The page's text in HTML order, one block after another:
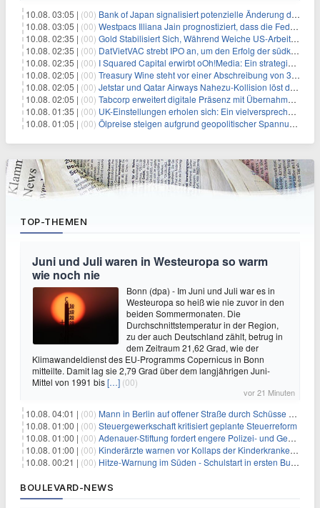
10.08. 03:05 | (00) Bank of Japan signalisiert potenzielle Änderung der Zinspolitik angesichts von Inflationsbedenken
10.08. 03:05 | (00) Westpacs Illiana Jain prognostiziert, dass die Fed die Zinssätze nach dem Arbeitsmarktbericht stabil halten wird
10.08. 02:35 | (00) Gold Stabilisiert Sich, Während Weiche US-Arbeitsmarktdaten Zinsängste Lindern
10.08. 02:35 | (00) DatVietVAC strebt IPO an, um den Erfolg der südkoreanischen Unterhaltungsindustrie nachzuahmen
10.08. 02:35 | (00) I Squared Capital erwirbt oOh!Media: Ein strategischer Schritt in der Außenwerbung
10.08. 02:05 | (00) Treasury Wine steht vor einer Abschreibung von 395 Millionen US-Dollar aufgrund von Herausforderungen in der US-Lieferkette
10.08. 02:05 | (00) Jetstar und Qatar Airways Nahezu-Kollision löst dringende Sicherheitsuntersuchung aus
10.08. 02:05 | (00) Tabcorp erweitert digitale Präsenz mit Übernahme von BetMakers für 189 Millionen Dollar
10.08. 01:35 | (00) UK-Einstellungen erholen sich: Ein vielversprechender Wandel für wachstumsorientierte Investoren
10.08. 01:05 | (00) Ölpreise steigen aufgrund geopolitischer Spannungen im Nahen Osten
TOP-THEMEN
Juni und Juli waren in Westeuropa so warm
wie noch nie
Bonn (dpa) - Im Juni und Juli war es in
Westeuropa so heiß wie nie zuvor in den
beiden Sommermonaten. Die
Durchschnittstemperatur in der Region,
zu der auch Deutschland zählt, betrug in
dem Zeitraum 21,62 Grad, wie der
Klimawandeldienst des EU-Programms Copernicus in Bonn
mitteilte. Damit lag sie 2,79 Grad über dem langjährigen Juni-
Mittel von 1991 bis[…] (00)
vor 21 Minuten
10.08. 04:01 | (00) Mann in Berlin auf offener Straße durch Schüsse getötet
10.08. 01:00 | (00) Steuergewerkschaft kritisiert geplante Steuerreform
10.08. 01:00 | (00) Adenauer-Stiftung fordert engere Polizei- und Geheimdienstkooperation
10.08. 01:00 | (00) Kinderärzte warnen vor Kollaps der Kinderkrankenpflege
10.08. 00:21 | (00) Hitze-Warnung im Süden - Schulstart in ersten Bundesländern
BOULEVARD-NEWS